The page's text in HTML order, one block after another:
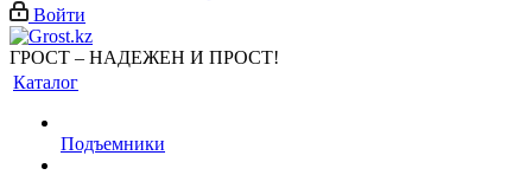
Войти
ГРОСТ – НАДЕЖЕН И ПРОСТ!
Каталог
Подъемники